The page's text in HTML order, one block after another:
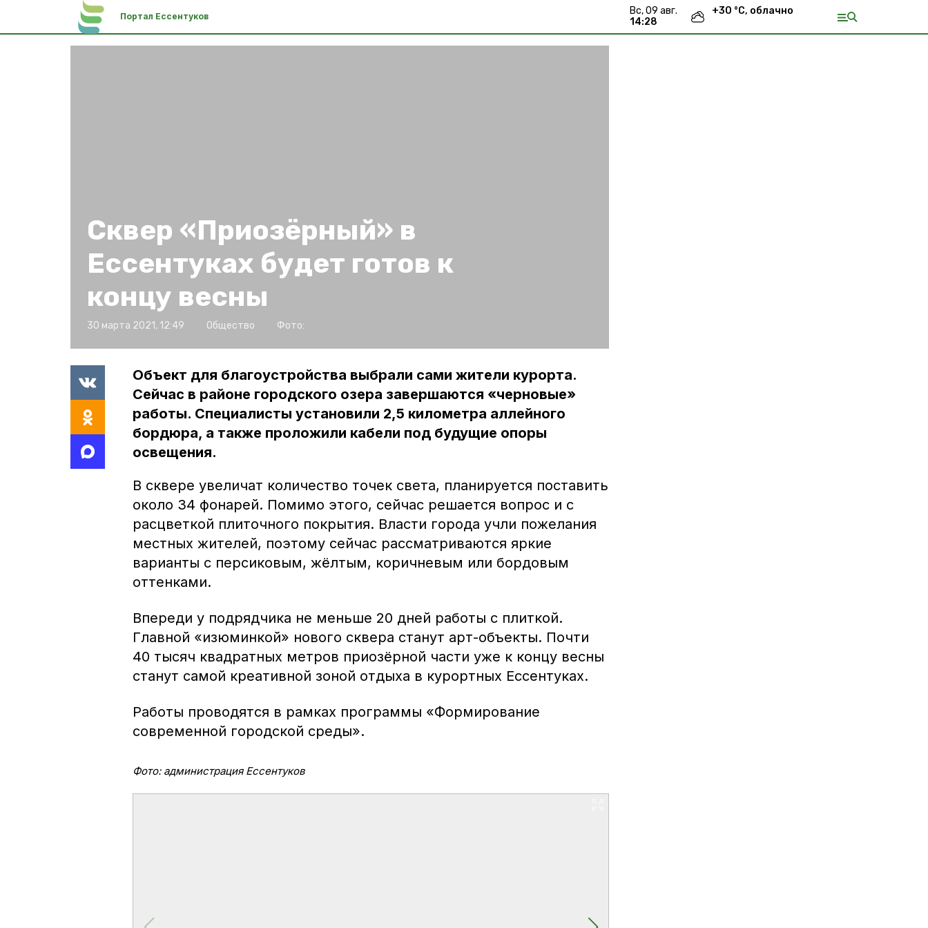
Портал Ессентуков
вс, 09 авг.
14:28
+30 °С, облачно
Сквер «Приозёрный» в
Ессентуках будет готов к
концу весны
30 марта 2021, 12:49 Общество Фото:
Объект для благоустройства выбрали сами жители курорта.
Сейчас в районе городского озера завершаются «черновые»
работы. Специалисты установили 2,5 километра аллейного
бордюра, а также проложили кабели под будущие опоры
освещения.
В сквере увеличат количество точек света, планируется поставить
около 34 фонарей. Помимо этого, сейчас решается вопрос и с
расцветкой плиточного покрытия. Власти города учли пожелания
местных жителей, поэтому сейчас рассматриваются яркие
варианты с персиковым, жёлтым, коричневым или бордовым
оттенками.
Впереди у подрядчика не меньше 20 дней работы с плиткой.
Главной «изюминкой» нового сквера станут арт-объекты. Почти
40 тысяч квадратных метров приозёрной части уже к концу весны
станут самой креативной зоной отдыха в курортных Ессентуках.
Работы проводятся в рамках программы «Формирование
современной городской среды».
Фото: администрация Ессентуков